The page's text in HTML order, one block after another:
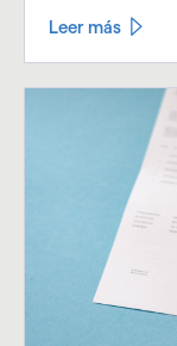
Leer más